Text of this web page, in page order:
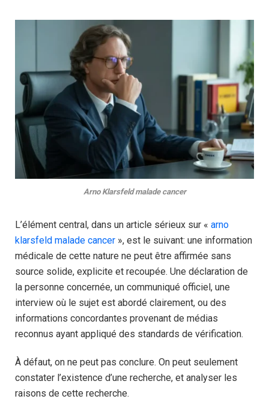
Arno Klarsfeld malade cancer
L’élément central, dans un article sérieux sur « arno
klarsfeld malade cancer », est le suivant: une information
médicale de cette nature ne peut être affirmée sans
source solide, explicite et recoupée. Une déclaration de
la personne concernée, un communiqué officiel, une
interview où le sujet est abordé clairement, ou des
informations concordantes provenant de médias
reconnus ayant appliqué des standards de vérification.
À défaut, on ne peut pas conclure. On peut seulement
constater l’existence d’une recherche, et analyser les
raisons de cette recherche.